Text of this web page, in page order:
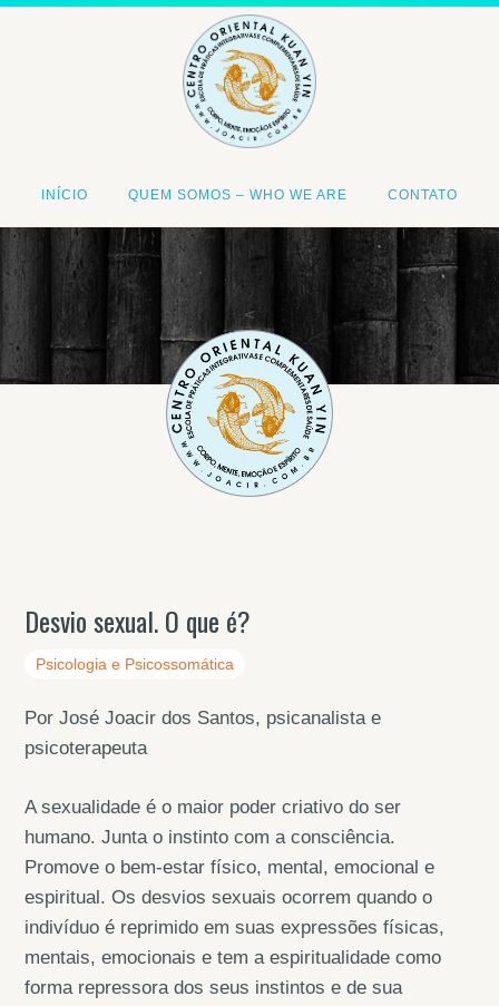
INÍCIO QUEM SOMOS – WHO WE ARE CONTATO
<
Desvio sexual. O que é?
Psicologia e Psicossomática
Por José Joacir dos Santos, psicanalista e
psicoterapeuta
A sexualidade é o maior poder criativo do ser
humano. Junta o instinto com a consciência.
Promove o bem-estar físico, mental, emocional e
espiritual. Os desvios sexuais ocorrem quando o
indivíduo é reprimido em suas expressões físicas,
mentais, emocionais e tem a espiritualidade como
forma repressora dos seus instintos e de sua